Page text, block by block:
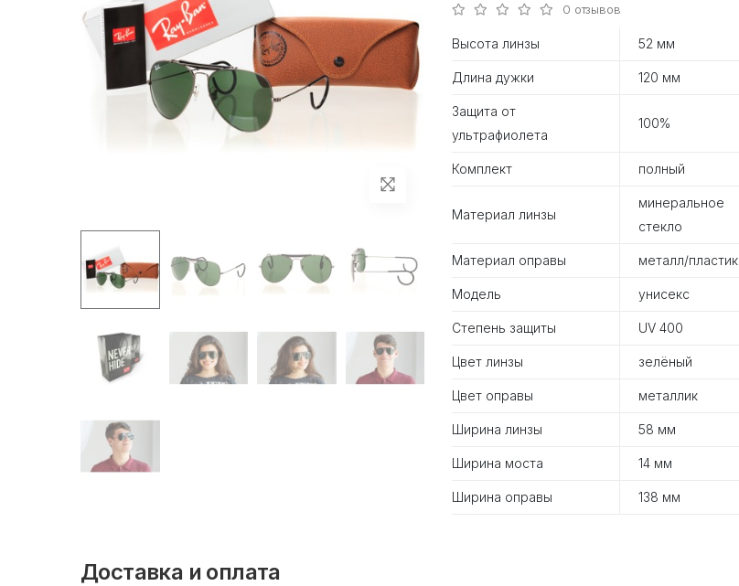
0 отзывов
Высота линзы 52 мм
Длина дужки 120 мм
Защита от
ультрафиолета
100%
Комплект полный
Материал линзы
минеральное
стекло
Материал оправы металл/пластик
Модель унисекс
Степень защиты UV 400
Цвет линзы зелёный
Цвет оправы металлик
Ширина линзы 58 мм
Ширина моста 14 мм
Ширина оправы 138 мм
Доставка и оплата